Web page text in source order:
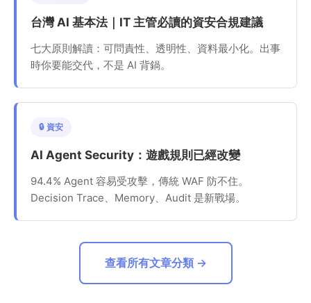
台灣 AI 基本法｜IT 主管必讀的資安合規建議
七大原則解讀：可問責性、透明性、資料最小化。出事
時你要能交代，不是 AI 背鍋。
🔒 資安
AI Agent Security：遊戲規則已經改變
94.4% Agent 容易受攻擊，傳統 WAF 防不住。
Decision Trace、Memory、Audit 是新戰場。
查看所有文章分類 →